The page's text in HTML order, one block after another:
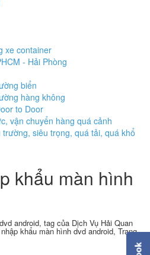
xe container
- Hải Phòng
biển
hàng không
to Door
vận chuyển hàng quá cảnh
siêu trọng, quá tải, quá khổ
khẩu màn hình
android, tag của Dịch Vụ Hải Quan
khẩu màn hình dvd android, Trang